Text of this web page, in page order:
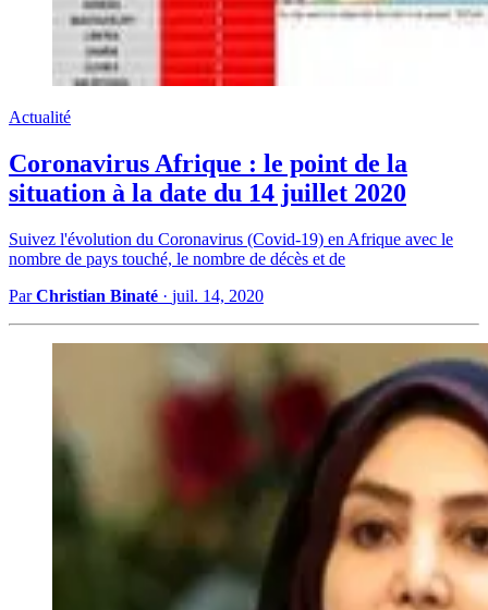
Actualité
Coronavirus Afrique : le point de la
situation à la date du 14 juillet 2020
Suivez l'évolution du Coronavirus (Covid-19) en Afrique avec le
nombre de pays touché, le nombre de décès et de
ParChristian Binaté · juil. 14, 2020